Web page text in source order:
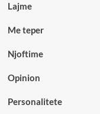
Lajme
Me teper
Njoftime
Opinion
Personalitete